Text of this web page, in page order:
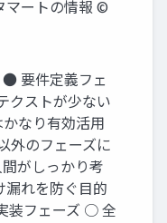
マートの情報 ©
要件定義フェ
クストが少ない
なり有効活用
外のフェーズに
がしっかり考
漏れを防ぐ目的
装フェーズ ○ 全